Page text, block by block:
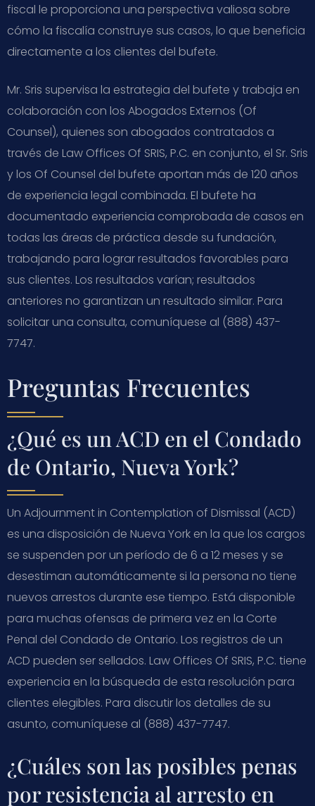
fiscal le proporciona una perspectiva valiosa sobre
cómo la fiscalía construye sus casos, lo que beneficia
directamente a los clientes del bufete.
Mr. Sris supervisa la estrategia del bufete y trabaja en
colaboración con los Abogados Externos (Of
Counsel), quienes son abogados contratados a
través de Law Offices Of SRIS, P.C. en conjunto, el Sr. Sris
y los Of Counsel del bufete aportan más de 120 años
de experiencia legal combinada. El bufete ha
documentado experiencia comprobada de casos en
todas las áreas de práctica desde su fundación,
trabajando para lograr resultados favorables para
sus clientes. Los resultados varían; resultados
anteriores no garantizan un resultado similar. Para
solicitar una consulta, comuníquese al (888) 437-
7747.
Preguntas Frecuentes
¿Qué es un ACD en el Condado
de Ontario, Nueva York?
Un Adjournment in Contemplation of Dismissal (ACD)
es una disposición de Nueva York en la que los cargos
se suspenden por un período de 6 a 12 meses y se
desestiman automáticamente si la persona no tiene
nuevos arrestos durante ese tiempo. Está disponible
para muchas ofensas de primera vez en la Corte
Penal del Condado de Ontario. Los registros de un
ACD pueden ser sellados. Law Offices Of SRIS, P.C. tiene
experiencia en la búsqueda de esta resolución para
clientes elegibles. Para discutir los detalles de su
asunto, comuníquese al (888) 437-7747.
¿Cuáles son las posibles penas
por resistencia al arresto en